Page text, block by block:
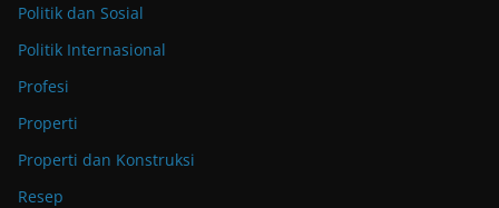
Politik dan Sosial
Politik Internasional
Profesi
Properti
Properti dan Konstruksi
Resep